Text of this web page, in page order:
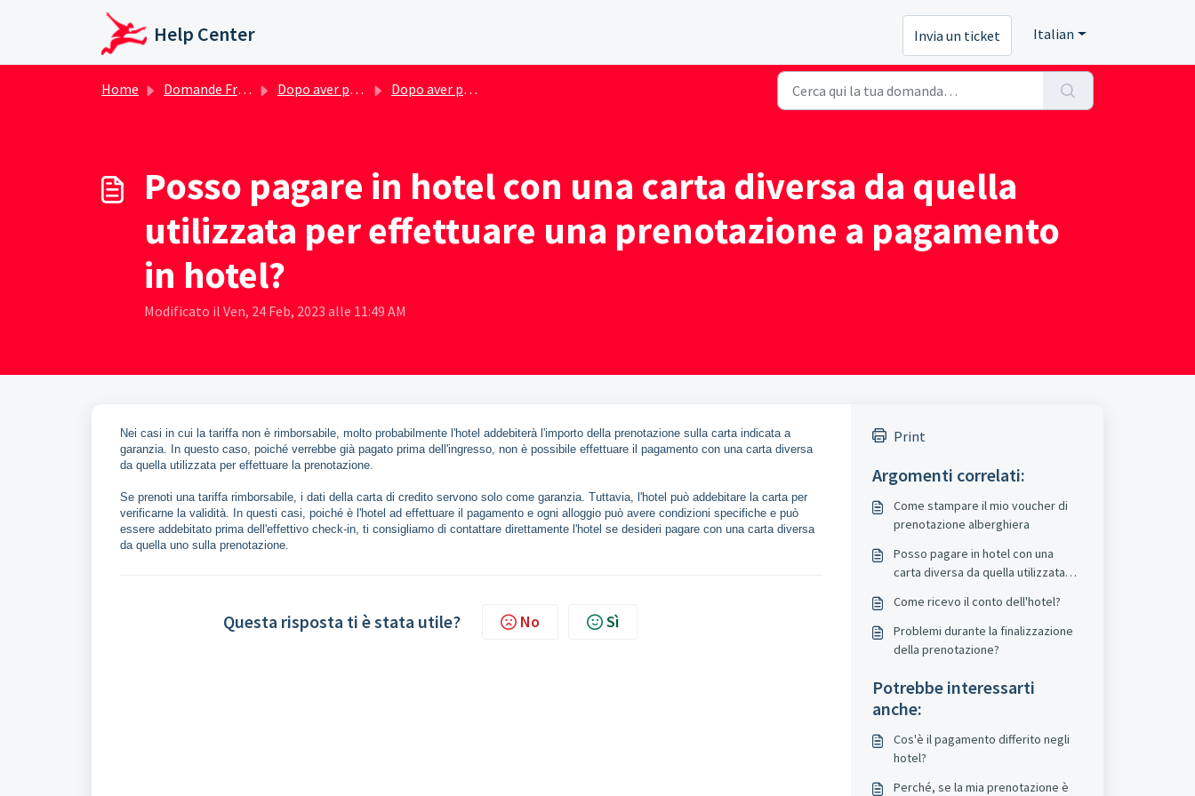
Salta al contenuto principale
Help Center Invia un ticket Italian
Home Domande Frequenti (FAQ) Dopo aver prenotato un hotel Dopo aver prenotato un hotel
Posso pagare in hotel con una carta diversa da quella
utilizzata per effettuare una prenotazione a pagamento
in hotel?
Modificato il Ven, 24 Feb, 2023 alle 11:49 AM
Nei casi in cui la tariffa non è rimborsabile, molto probabilmente l'hotel addebiterà l'importo della prenotazione sulla carta indicata a
garanzia. In questo caso, poiché verrebbe già pagato prima dell'ingresso, non è possibile effettuare il pagamento con una carta diversa
da quella utilizzata per effettuare la prenotazione.
Se prenoti una tariffa rimborsabile, i dati della carta di credito servono solo come garanzia. Tuttavia, l'hotel può addebitare la carta per
verificarne la validità. In questi casi, poiché è l'hotel ad effettuare il pagamento e ogni alloggio può avere condizioni specifiche e può
essere addebitato prima dell'effettivo check-in, ti consigliamo di contattare direttamente l'hotel se desideri pagare con una carta diversa
da quella uno sulla prenotazione.
Questa risposta ti è stata utile? No Sì
Print
Argomenti correlati:
Come stampare il mio voucher di
prenotazione alberghiera
Posso pagare in hotel con una
carta diversa da quella utilizzata
pagamento in hotel?
Come ricevo il conto dell'hotel?
Problemi durante la finalizzazione
della prenotazione?
Potrebbe interessarti
anche:
Cos'è il pagamento differito negli
hotel?
Perché, se la mia prenotazione è